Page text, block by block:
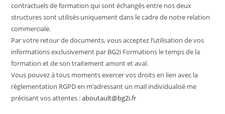
contractuels de formation qui sont échangés entre nos deux
structures sont utilisés uniquement dans le cadre de notre relation
commerciale.
Par votre retour de documents, vous acceptez l’utilisation de vos
informations exclusivement par BG2i Formations le temps de la
formation et de son traitement amont et aval.
Vous pouvez à tous moments exercer vos droits en lien avec la
règlementation RGPD en m’adressant un mail individualisé me
précisant vos attentes :aboutault@bg2i.fr